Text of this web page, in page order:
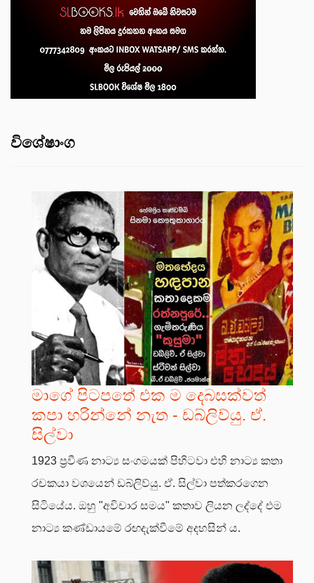
විශේෂාංග
මාගේ පිටපතේ එක ම දෙබසක්වත්
කපා හරින්නේ නැත - ඩබ්ලිව්යු. ඒ.
සිල්වා
1923 ප්‍රවීණ නාට්‍ය සංගමයක් පිහිටවා එහි නාට්‍ය කතා
රචකයා වශයෙන් ඩබ්ලිව්යු. ඒ. සිල්වා පත්කරගෙන
සිටියේය. ඔහු "අවිචාර සමය" කතාව ලියන ලද්දේ එම
නාට්‍ය කණ්ඩායමේ රඟදැක්වීමේ අදහසින් ය.